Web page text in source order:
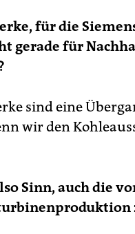
für die
gerade für
sind eine
wir den
Sinn, auch die